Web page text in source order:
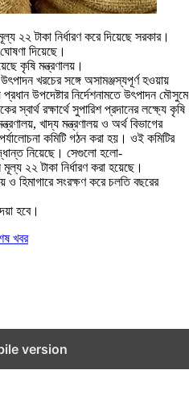
২২ টাকা নির্ধারণ করে দিয়েছে সরকার।
দিয়েছে।
কৃষি মন্ত্রণালয়।
খরচের সঙ্গে অসামঞ্জস্যপূর্ণ হওয়ায়
উপদেষ্টার নির্দেশনামতে উৎপাদন মৌসুমে
রক্ষার্থে সুপারিশ প্রদানের লক্ষ্যে কৃষি
খাদ্য মন্ত্রণালয় ও অর্থ বিভাগের
কমিটি গঠন করা হয়। ওই কমিটির
নিয়েছে। সেগুলো হলো-
২২ টাকা নির্ধারণ করা হয়েছে।
হিমাগারে সংরক্ষণ করে চলতি বছরের
হবে।
খবর
version